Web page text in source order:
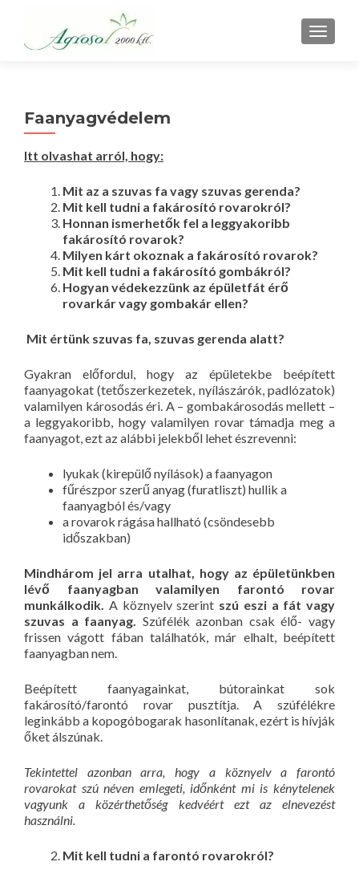
Faanyagvédelem
Itt olvashat arról, hogy:
Mit az a szuvas fa vagy szuvas gerenda?
Mit kell tudni a fakárosító rovarokról?
Honnan ismerhetők fel a leggyakoribb
fakárosító rovarok?
Milyen kárt okoznak a fakárosító rovarok?
Mit kell tudni a fakárosító gombákról?
Hogyan védekezzünk az épületfát érő
rovarkár vagy gombakár ellen?
Mit értünk szuvas fa, szuvas gerenda alatt?
Gyakran előfordul, hogy az épületekbe beépített
faanyagokat (tetőszerkezetek, nyílászárók, padlózatok)
valamilyen károsodás éri. A – gombakárosodás mellett –
a leggyakoribb, hogy valamilyen rovar támadja meg a
faanyagot, ezt az alábbi jelekből lehet észrevenni:
lyukak (kirepülő nyílások) a faanyagon
fűrészpor szerű anyag (furatliszt) hullik a
faanyagból és/vagy
a rovarok rágása hallható (csöndesebb
időszakban)
Mindhárom jel arra utalhat, hogy az épületünkben
lévő faanyagban valamilyen farontó rovar
munkálkodik. A köznyelv szerint szú eszi a fát vagy
szuvas a faanyag. Szúfélék azonban csak élő- vagy
frissen vágott fában találhatók, már elhalt, beépített
faanyagban nem.
Beépített faanyagainkat, bútorainkat sok
fakárosító/farontó rovar pusztítja. A szúfélékre
leginkább a kopogóbogarak hasonlítanak, ezért is hívják
őket álszúnak.
Tekintettel azonban arra, hogy a köznyelv a farontó
rovarokat szú néven emlegeti, időnként mi is kénytelenek
vagyunk a közérthetőség kedvéért ezt az elnevezést
használni.
Mit kell tudni a farontó rovarokról?